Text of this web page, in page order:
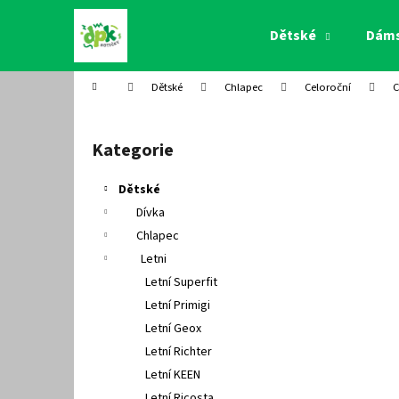
Dětské
Domů Dětské Chlapec Celoroční
Přeskočit
kategorie
Kategorie
Dětské
Dívka
Chlapec
Letni
Letní Superfit
Letní Primigi
Letní Geox
Letní Richter
Letní KEEN
í
Zpět
do
Zpět
do